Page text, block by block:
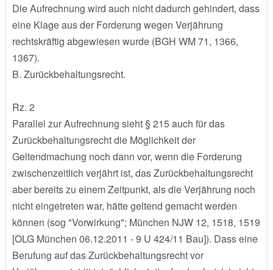
Die Aufrechnung wird auch nicht dadurch gehindert, dass
eine Klage aus der Forderung wegen Verjährung
rechtskräftig abgewiesen wurde (BGH WM 71, 1366,
1367).
B. Zurückbehaltungsrecht.
Rz. 2
Parallel zur Aufrechnung sieht § 215 auch für das
Zurückbehaltungsrecht die Möglichkeit der
Geltendmachung noch dann vor, wenn die Forderung
zwischenzeitlich verjährt ist, das Zurückbehaltungsrecht
aber bereits zu einem Zeitpunkt, als die Verjährung noch
nicht eingetreten war, hätte geltend gemacht werden
können (sog "Vorwirkung"; München NJW 12, 1518, 1519
[OLG München 06.12.2011 - 9 U 424/11 Bau]). Dass eine
Berufung auf das Zurückbehaltungsrecht vor